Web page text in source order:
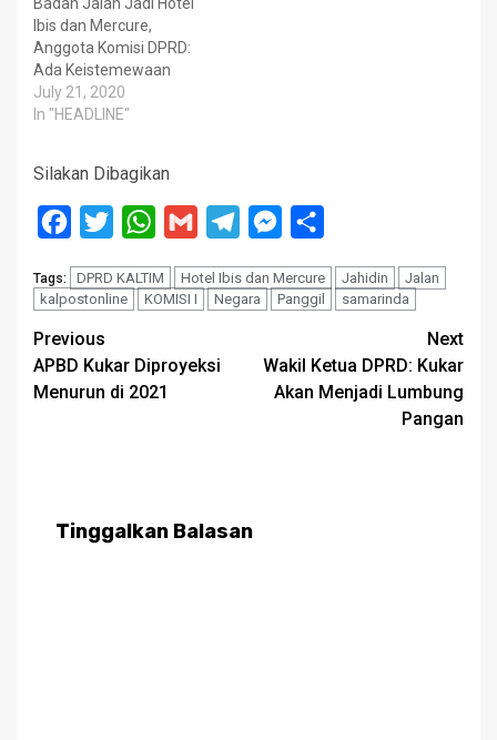
Ibis dan Mercure,
Anggota Komisi DPRD:
Ada Keistemewaan
July 21, 2020
In "HEADLINE"
Silakan Dibagikan
Facebook
Twitter WhatsApp
Gmail TelegramMessenger
Tags: DPRD KALTIM Hotel Ibis dan Mercure Jahidin
Jalan
kalpostonline
KOMISI I Negara Panggil samarinda
Post
navigation
Previous
APBD Kukar Diproyeksi
Menurun di 2021
Next
Wakil Ketua DPRD: Kukar
Akan Menjadi Lumbung
Pangan
Tinggalkan Balasan